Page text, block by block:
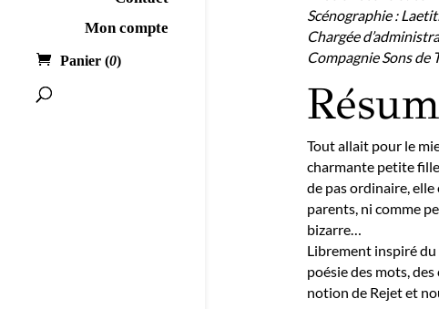
Mon compte
Panier (0)
Scénographie :
Chargée
Compagnie Sons de
Tout allait pour le
charmante petite
de pas ordinaire, elle
parents, ni comme
bizarre…
Librement inspiré du
poésie des mots,
notion de Rejet et